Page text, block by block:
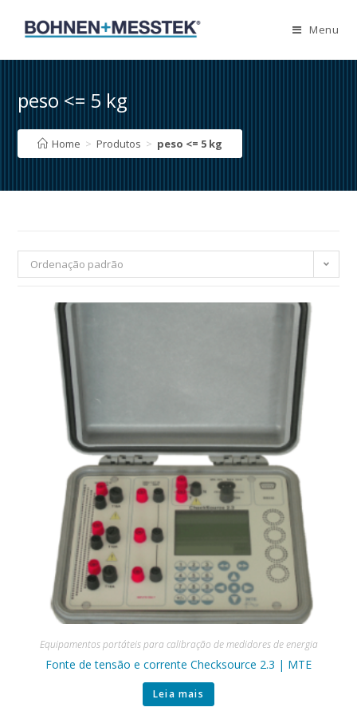
Menu
peso <= 5 kg
Home > Produtos > peso <= 5 kg
Ordenação padrão
Equipamentos portáteis para calibração de medidores de energia
Fonte de tensão e corrente Checksource 2.3 | MTE
Leia mais